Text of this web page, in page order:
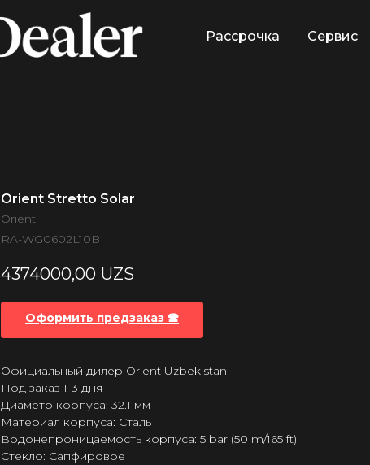
Рассрочка Сервис
Orient Stretto Solar
Orient
RA-WG0602L10B
4374000,00 UZS
Оформить предзаказ 🕿
Официальный дилер Orient Uzbekistan
Под заказ 1-3 дня
Диаметр корпуса: 32.1 мм
Материал корпуса: Сталь
Водонепроницаемость корпуса: 5 bar (50 m/165 ft)
Стекло: Сапфировое